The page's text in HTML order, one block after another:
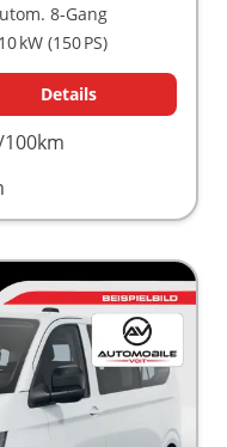
8-Gang
kW (150 PS)
Details